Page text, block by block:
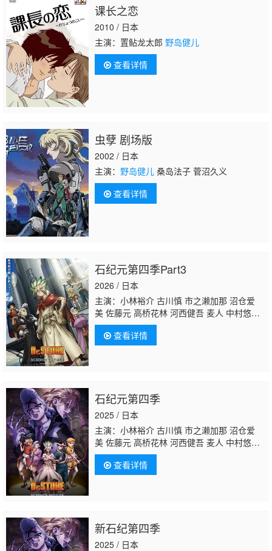
课长之恋
2010 / 日本
主演：置鲇龙太郎 野岛健儿
查看详情
虫孽 剧场版
2002 / 日本
主演： 野岛健儿桑岛法子 菅沼久义
查看详情
石纪元第四季Part3
2026 / 日本
主演：小林裕介 古川慎 市之濑加那 沼仓爱
美 佐藤元 高桥花林 河西健吾 麦人 中村悠
一 石田彰 小野贤章 铃木崚汰 坂本真绫 潘惠
美野岛健儿山下诚一郎
查看详情
石纪元第四季
2025 / 日本
主演：小林裕介 古川慎 市之濑加那 沼仓爱
美 佐藤元 高桥花林 河西健吾 麦人 中村悠
一 石田彰 小野贤章 铃木崚汰 坂本真绫
健儿 游佐浩二
查看详情
新石纪第四季
2025 / 日本